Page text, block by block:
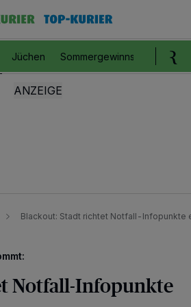
Jüchen Sommergewinnspiel
Blackout: Stadt richtet Notfall-Infopunkte
Notfall-Infopunkte